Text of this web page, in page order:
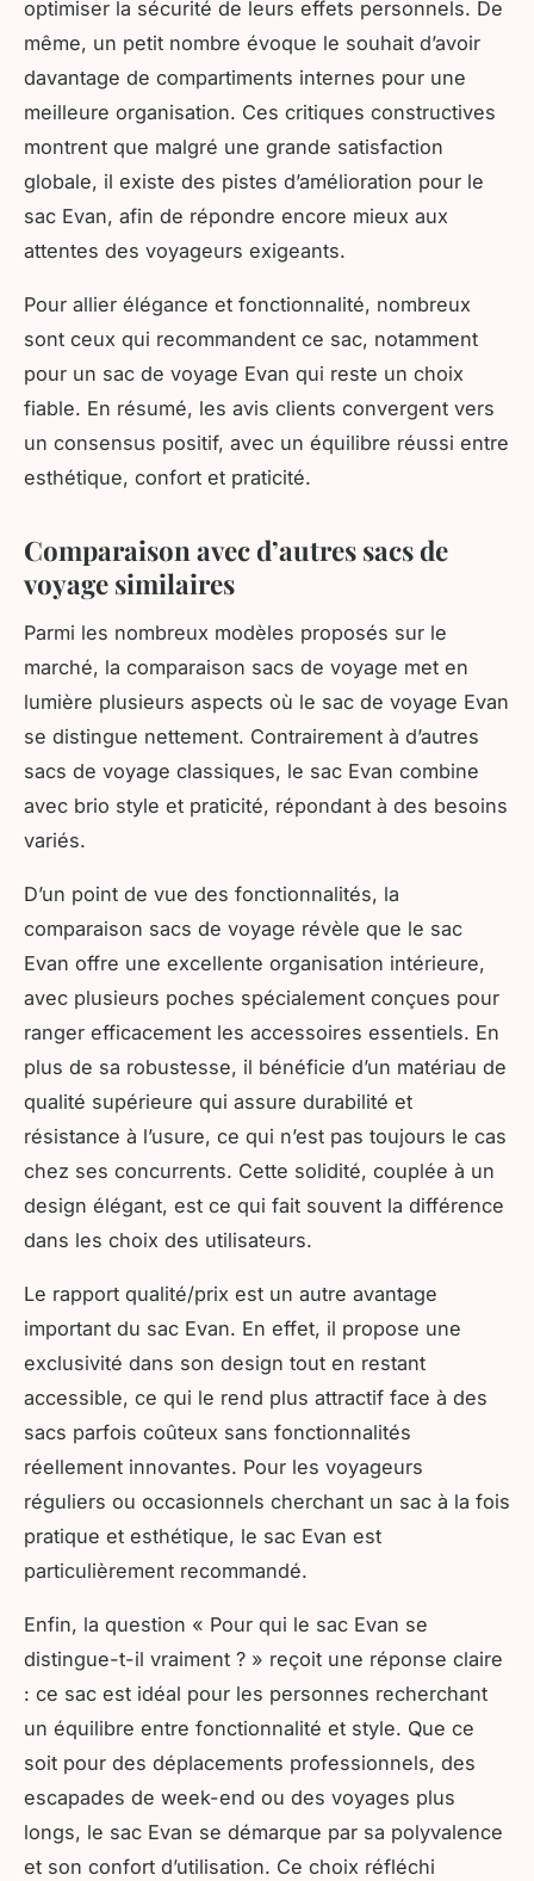
optimiser la sécurité de leurs effets personnels. De
même, un petit nombre évoque le souhait d’avoir
davantage de compartiments internes pour une
meilleure organisation. Ces critiques constructives
montrent que malgré une grande satisfaction
globale, il existe des pistes d’amélioration pour le
sac Evan, afin de répondre encore mieux aux
attentes des voyageurs exigeants.
Pour allier élégance et fonctionnalité, nombreux
sont ceux qui recommandent ce sac, notamment
pour un sac de voyage Evan qui reste un choix
fiable. En résumé, les avis clients convergent vers
un consensus positif, avec un équilibre réussi entre
esthétique, confort et praticité.
Comparaison avec d’autres sacs de
voyage similaires
Parmi les nombreux modèles proposés sur le
marché, la comparaison sacs de voyage met en
lumière plusieurs aspects où le sac de voyage Evan
se distingue nettement. Contrairement à d’autres
sacs de voyage classiques, le sac Evan combine
avec brio style et praticité, répondant à des besoins
variés.
D’un point de vue des fonctionnalités, la
comparaison sacs de voyage révèle que le sac
Evan offre une excellente organisation intérieure,
avec plusieurs poches spécialement conçues pour
ranger efficacement les accessoires essentiels. En
plus de sa robustesse, il bénéficie d’un matériau de
qualité supérieure qui assure durabilité et
résistance à l’usure, ce qui n’est pas toujours le cas
chez ses concurrents. Cette solidité, couplée à un
design élégant, est ce qui fait souvent la différence
dans les choix des utilisateurs.
Le rapport qualité/prix est un autre avantage
important du sac Evan. En effet, il propose une
exclusivité dans son design tout en restant
accessible, ce qui le rend plus attractif face à des
sacs parfois coûteux sans fonctionnalités
réellement innovantes. Pour les voyageurs
réguliers ou occasionnels cherchant un sac à la fois
pratique et esthétique, le sac Evan est
particulièrement recommandé.
Enfin, la question « Pour qui le sac Evan se
distingue-t-il vraiment ? » reçoit une réponse claire
: ce sac est idéal pour les personnes recherchant
un équilibre entre fonctionnalité et style. Que ce
soit pour des déplacements professionnels, des
escapades de week-end ou des voyages plus
longs, le sac Evan se démarque par sa polyvalence
et son confort d’utilisation. Ce choix réfléchi